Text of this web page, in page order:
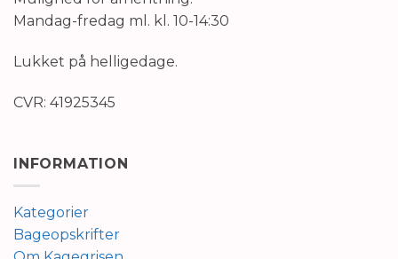
Mandag-fredag ml. kl. 10-14:30
Lukket på helligedage.
CVR: 41925345
INFORMATION
Kategorier
Bageopskrifter